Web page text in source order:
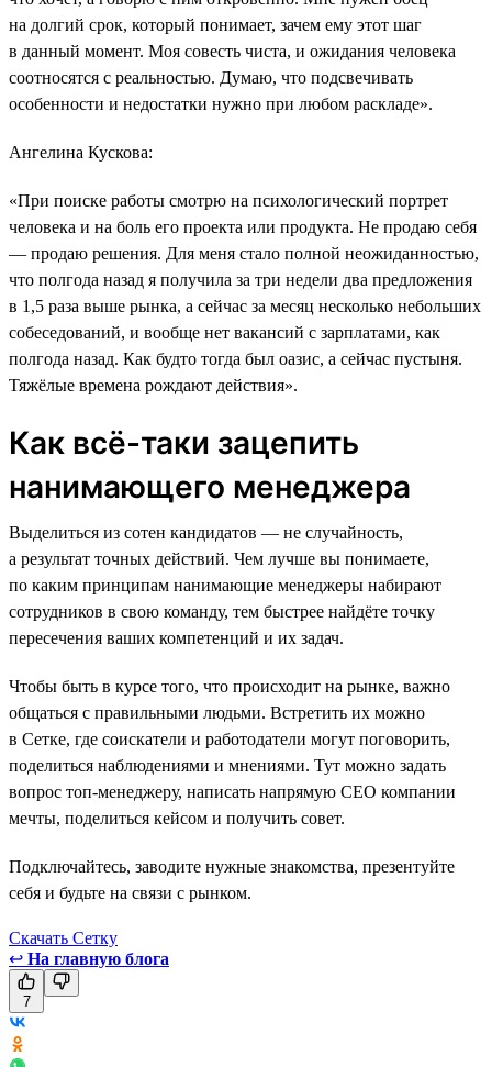
на долгий срок, который понимает, зачем ему этот шаг
в данный момент. Моя совесть чиста, и ожидания человека
соотносятся с реальностью. Думаю, что подсвечивать
особенности и недостатки нужно при любом раскладе».
Ангелина Кускова:
«При поиске работы смотрю на психологический портрет
человека и на боль его проекта или продукта. Не продаю себя
― продаю решения. Для меня стало полной неожиданностью,
что полгода назад я получила за три недели два предложения
в 1,5 раза выше рынка, а сейчас за месяц несколько небольших
собеседований, и вообще нет вакансий с зарплатами, как
полгода назад. Как будто тогда был оазис, а сейчас пустыня.
Тяжёлые времена рождают действия».
Как всё-таки зацепить
нанимающего менеджера
Выделиться из сотен кандидатов — не случайность,
а результат точных действий. Чем лучше вы понимаете,
по каким принципам нанимающие менеджеры набирают
сотрудников в свою команду, тем быстрее найдёте точку
пересечения ваших компетенций и их задач.
Чтобы быть в курсе того, что происходит на рынке, важно
общаться с правильными людьми. Встретить их можно
в Сетке, где соискатели и работодатели могут поговорить,
поделиться наблюдениями и мнениями. Тут можно задать
вопрос топ-менеджеру, написать напрямую СЕО компании
мечты, поделиться кейсом и получить совет.
Подключайтесь, заводите нужные знакомства, презентуйте
себя и будьте на связи с рынком.
Скачать Сетку
↩ На главную блога
7